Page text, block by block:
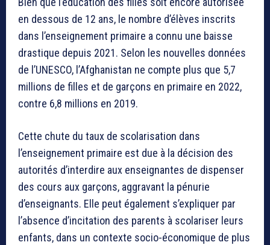
en dessous de 12 ans, le nombre d’élèves inscrits
dans l’enseignement primaire a connu une baisse
drastique depuis 2021. Selon les nouvelles données
de l’UNESCO, l’Afghanistan ne compte plus que 5,7
millions de filles et de garçons en primaire en 2022,
contre 6,8 millions en 2019.
Cette chute du taux de scolarisation dans
l’enseignement primaire est due à la décision des
autorités d’interdire aux enseignantes de dispenser
des cours aux garçons, aggravant la pénurie
d’enseignants. Elle peut également s’expliquer par
l’absence d’incitation des parents à scolariser leurs
enfants, dans un contexte socio-économique de plus